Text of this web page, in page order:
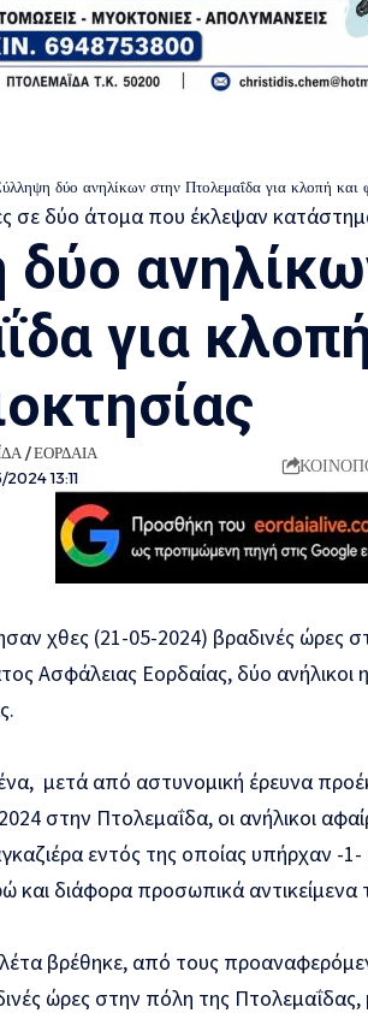
δύο ανηλίκων στην Πτολεμαΐδα για κλοπή και
για
13:11
/ ΕΟΡΔΑΙΑ
χθες (21-05-2024) βραδινές ώρες
Ασφάλειας Εορδαίας, δύο ανήλικοι
μετά από αστυνομική έρευνα
στην Πτολεμαΐδα, οι ανήλικοι
εντός της οποίας υπήρχαν -
και διάφορα προσωπικά αντικείμενα
βρέθηκε, από τους
ώρες στην πόλη της Πτολεμαΐδας,